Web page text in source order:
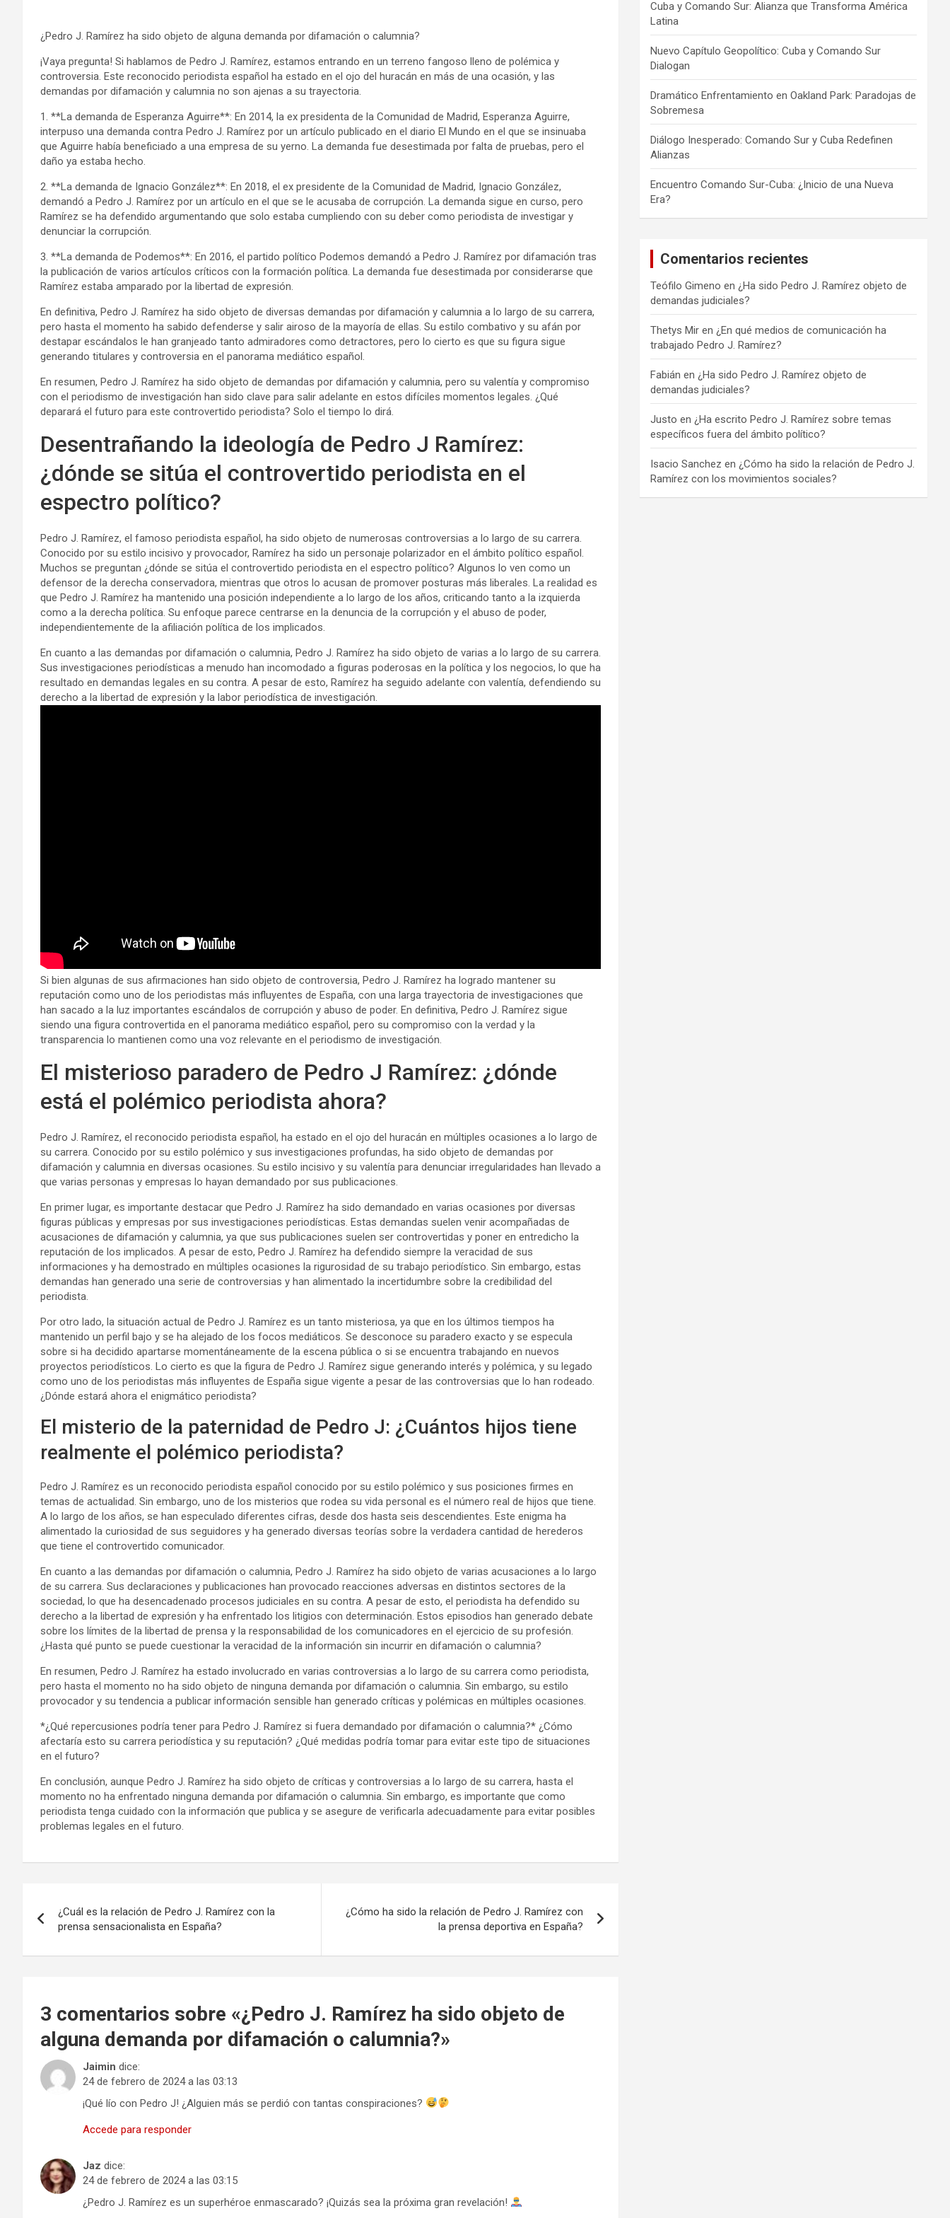
¿Pedro J. Ramírez ha sido objeto de alguna demanda por difamación o calumnia?
¡Vaya pregunta! Si hablamos de Pedro J. Ramírez, estamos entrando en un terreno fangoso lleno de polémica y
controversia. Este reconocido periodista español ha estado en el ojo del huracán en más de una ocasión, y las
demandas por difamación y calumnia no son ajenas a su trayectoria.
1. **La demanda de Esperanza Aguirre**: En 2014, la ex presidenta de la Comunidad de Madrid, Esperanza Aguirre,
interpuso una demanda contra Pedro J. Ramírez por un artículo publicado en el diario El Mundo en el que se insinuaba
que Aguirre había beneficiado a una empresa de su yerno. La demanda fue desestimada por falta de pruebas, pero el
daño ya estaba hecho.
2. **La demanda de Ignacio González**: En 2018, el ex presidente de la Comunidad de Madrid, Ignacio González,
demandó a Pedro J. Ramírez por un artículo en el que se le acusaba de corrupción. La demanda sigue en curso, pero
Ramírez se ha defendido argumentando que solo estaba cumpliendo con su deber como periodista de investigar y
denunciar la corrupción.
3. **La demanda de Podemos**: En 2016, el partido político Podemos demandó a Pedro J. Ramírez por difamación tras
la publicación de varios artículos críticos con la formación política. La demanda fue desestimada por considerarse que
Ramírez estaba amparado por la libertad de expresión.
En definitiva, Pedro J. Ramírez ha sido objeto de diversas demandas por difamación y calumnia a lo largo de su carrera,
pero hasta el momento ha sabido defenderse y salir airoso de la mayoría de ellas. Su estilo combativo y su afán por
destapar escándalos le han granjeado tanto admiradores como detractores, pero lo cierto es que su figura sigue
generando titulares y controversia en el panorama mediático español.
En resumen, Pedro J. Ramírez ha sido objeto de demandas por difamación y calumnia, pero su valentía y compromiso
con el periodismo de investigación han sido clave para salir adelante en estos difíciles momentos legales. ¿Qué
deparará el futuro para este controvertido periodista? Solo el tiempo lo dirá.
Desentrañando la ideología de Pedro J Ramírez:
¿dónde se sitúa el controvertido periodista en el
espectro político?
Pedro J. Ramírez, el famoso periodista español, ha sido objeto de numerosas controversias a lo largo de su carrera.
Conocido por su estilo incisivo y provocador, Ramírez ha sido un personaje polarizador en el ámbito político español.
Muchos se preguntan ¿dónde se sitúa el controvertido periodista en el espectro político? Algunos lo ven como un
defensor de la derecha conservadora, mientras que otros lo acusan de promover posturas más liberales. La realidad es
que Pedro J. Ramírez ha mantenido una posición independiente a lo largo de los años, criticando tanto a la izquierda
como a la derecha política. Su enfoque parece centrarse en la denuncia de la corrupción y el abuso de poder,
independientemente de la afiliación política de los implicados.
En cuanto a las demandas por difamación o calumnia, Pedro J. Ramírez ha sido objeto de varias a lo largo de su carrera.
Sus investigaciones periodísticas a menudo han incomodado a figuras poderosas en la política y los negocios, lo que ha
resultado en demandas legales en su contra. A pesar de esto, Ramírez ha seguido adelante con valentía, defendiendo su
derecho a la libertad de expresión y la labor periodística de investigación.
Si bien algunas de sus afirmaciones han sido objeto de controversia, Pedro J. Ramírez ha logrado mantener su
reputación como uno de los periodistas más influyentes de España, con una larga trayectoria de investigaciones que
han sacado a la luz importantes escándalos de corrupción y abuso de poder. En definitiva, Pedro J. Ramírez sigue
siendo una figura controvertida en el panorama mediático español, pero su compromiso con la verdad y la
transparencia lo mantienen como una voz relevante en el periodismo de investigación.
El misterioso paradero de Pedro J Ramírez: ¿dónde
está el polémico periodista ahora?
Pedro J. Ramírez, el reconocido periodista español, ha estado en el ojo del huracán en múltiples ocasiones a lo largo de
su carrera. Conocido por su estilo polémico y sus investigaciones profundas, ha sido objeto de demandas por
difamación y calumnia en diversas ocasiones. Su estilo incisivo y su valentía para denunciar irregularidades han llevado a
que varias personas y empresas lo hayan demandado por sus publicaciones.
En primer lugar, es importante destacar que Pedro J. Ramírez ha sido demandado en varias ocasiones por diversas
figuras públicas y empresas por sus investigaciones periodísticas. Estas demandas suelen venir acompañadas de
acusaciones de difamación y calumnia, ya que sus publicaciones suelen ser controvertidas y poner en entredicho la
reputación de los implicados. A pesar de esto, Pedro J. Ramírez ha defendido siempre la veracidad de sus
informaciones y ha demostrado en múltiples ocasiones la rigurosidad de su trabajo periodístico. Sin embargo, estas
demandas han generado una serie de controversias y han alimentado la incertidumbre sobre la credibilidad del
periodista.
Por otro lado, la situación actual de Pedro J. Ramírez es un tanto misteriosa, ya que en los últimos tiempos ha
mantenido un perfil bajo y se ha alejado de los focos mediáticos. Se desconoce su paradero exacto y se especula
sobre si ha decidido apartarse momentáneamente de la escena pública o si se encuentra trabajando en nuevos
proyectos periodísticos. Lo cierto es que la figura de Pedro J. Ramírez sigue generando interés y polémica, y su legado
como uno de los periodistas más influyentes de España sigue vigente a pesar de las controversias que lo han rodeado.
¿Dónde estará ahora el enigmático periodista?
El misterio de la paternidad de Pedro J: ¿Cuántos hijos tiene
realmente el polémico periodista?
Pedro J. Ramírez es un reconocido periodista español conocido por su estilo polémico y sus posiciones firmes en
temas de actualidad. Sin embargo, uno de los misterios que rodea su vida personal es el número real de hijos que tiene.
A lo largo de los años, se han especulado diferentes cifras, desde dos hasta seis descendientes. Este enigma ha
alimentado la curiosidad de sus seguidores y ha generado diversas teorías sobre la verdadera cantidad de herederos
que tiene el controvertido comunicador.
En cuanto a las demandas por difamación o calumnia, Pedro J. Ramírez ha sido objeto de varias acusaciones a lo largo
de su carrera. Sus declaraciones y publicaciones han provocado reacciones adversas en distintos sectores de la
sociedad, lo que ha desencadenado procesos judiciales en su contra. A pesar de esto, el periodista ha defendido su
derecho a la libertad de expresión y ha enfrentado los litigios con determinación. Estos episodios han generado debate
sobre los límites de la libertad de prensa y la responsabilidad de los comunicadores en el ejercicio de su profesión.
¿Hasta qué punto se puede cuestionar la veracidad de la información sin incurrir en difamación o calumnia?
En resumen, Pedro J. Ramírez ha estado involucrado en varias controversias a lo largo de su carrera como periodista,
pero hasta el momento no ha sido objeto de ninguna demanda por difamación o calumnia. Sin embargo, su estilo
provocador y su tendencia a publicar información sensible han generado críticas y polémicas en múltiples ocasiones.
*¿Qué repercusiones podría tener para Pedro J. Ramírez si fuera demandado por difamación o calumnia?* ¿Cómo
afectaría esto su carrera periodística y su reputación? ¿Qué medidas podría tomar para evitar este tipo de situaciones
en el futuro?
En conclusión, aunque Pedro J. Ramírez ha sido objeto de críticas y controversias a lo largo de su carrera, hasta el
momento no ha enfrentado ninguna demanda por difamación o calumnia. Sin embargo, es importante que como
periodista tenga cuidado con la información que publica y se asegure de verificarla adecuadamente para evitar posibles
problemas legales en el futuro.
de
entradas
¿Cuál es la relación de Pedro J. Ramírez con la
prensa sensacionalista en España?
¿Cómo ha sido la relación de Pedro J. Ramírez con
la prensa deportiva en España?
3 comentarios sobre «¿Pedro J. Ramírez ha sido objeto de
alguna demanda por difamación o calumnia?»
Jaimin dice:
24 de febrero de 2024 a las 03:13
¡Qué lío con Pedro J! ¿Alguien más se perdió con tantas conspiraciones?
Accede para responder
Jaz dice:
24 de febrero de 2024 a las 03:15
¿Pedro J. Ramírez es un superhéroe enmascarado? ¡Quizás sea la próxima gran revelación!
Cuba y Comando Sur: Alianza que Transforma América
Latina
Nuevo Capítulo Geopolítico: Cuba y Comando Sur
Dialogan
Dramático Enfrentamiento en Oakland Park: Paradojas de
Sobremesa
Diálogo Inesperado: Comando Sur y Cuba Redefinen
Alianzas
Encuentro Comando Sur-Cuba: ¿Inicio de una Nueva
Era?
Comentarios recientes
Teófilo Gimeno en¿Ha sido Pedro J. Ramírez objeto de
demandas judiciales?
Thetys Mir en¿En qué medios de comunicación ha
trabajado Pedro J. Ramírez?
Fabián en¿Ha sido Pedro J. Ramírez objeto de
demandas judiciales?
Justo en¿Ha escrito Pedro J. Ramírez sobre temas
específicos fuera del ámbito político?
Isacio Sanchez en¿Cómo ha sido la relación de Pedro J.
Ramírez con los movimientos sociales?